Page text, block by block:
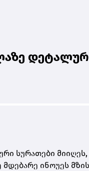
სურათები
ინოუეს